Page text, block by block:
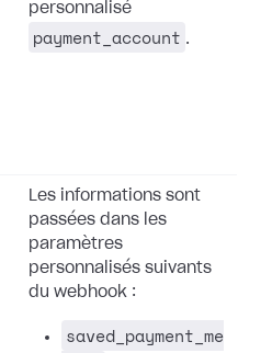
personnalisé
payment_account .
Les informations sont
passées dans les
paramètres
personnalisés suivants
du webhook :
saved_payment_me